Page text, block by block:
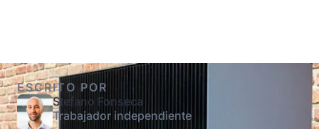
ESCRITO POR
Stefano Fonseca
Trabajador independiente